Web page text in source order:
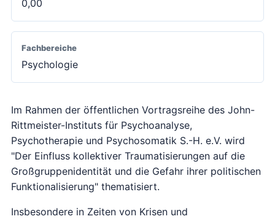
0,00
Fachbereiche
Psychologie
Im Rahmen der öffentlichen Vortragsreihe des John-
Rittmeister-Instituts für Psychoanalyse,
Psychotherapie und Psychosomatik S.-H. e.V. wird
"Der Einfluss kollektiver Traumatisierungen auf die
Großgruppenidentität und die Gefahr ihrer politischen
Funktionalisierung" thematisiert.
Insbesondere in Zeiten von Krisen und